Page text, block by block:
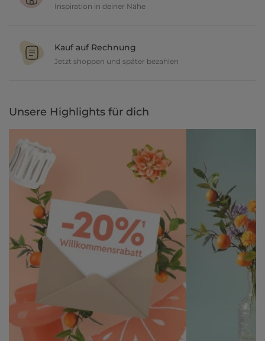
Inspiration in deiner Nähe
und lasse dich inspirieren.
Kauf auf Rechnung
Jetzt shoppen und später bezahlen
Unsere Highlights für dich